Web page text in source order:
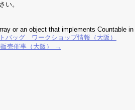
い。
or an object that implements Countable in
バッグ ワークショップ情報（大阪）
売催事（大阪）
→